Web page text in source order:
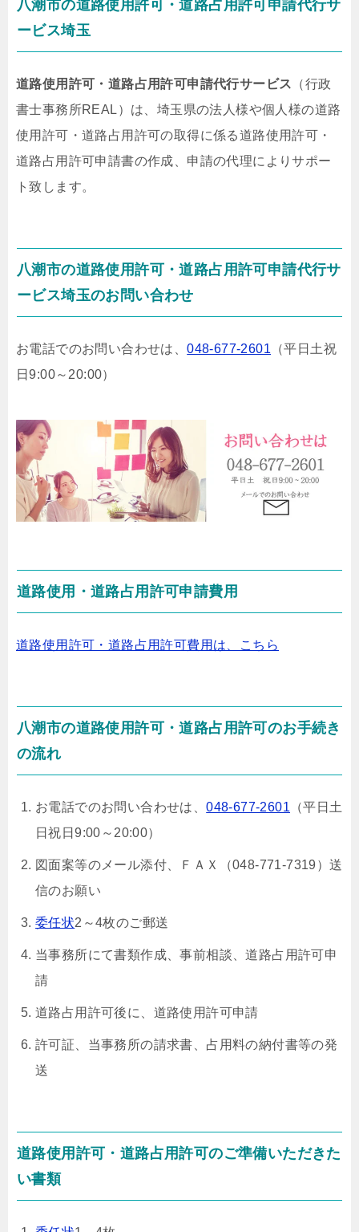
八潮市の道路使用許可・道路占用許可申請代行サ
ービス埼玉
道路使用許可・道路占用許可申請代行サービス （行政
書士事務所REAL）は、埼玉県の法人様や個人様の道路
使用許可・道路占用許可の取得に係る道路使用許可・
道路占用許可申請書の作成、申請の代理によりサポー
ト致します。
八潮市の道路使用許可・道路占用許可申請代行サ
ービス埼玉のお問い合わせ
お電話でのお問い合わせは、048-677-2601 （平日土祝
日9:00～20:00）
道路使用・道路占用許可申請費用
道路使用許可・道路占用許可費用は、こちら
八潮市の道路使用許可・道路占用許可のお手続き
の流れ
お電話でのお問い合わせは、048-677-2601 （平日土
日祝日9:00～20:00）
図面案等のメール添付、ＦＡＸ（048-771-7319）送
信のお願い
委任状2～4枚のご郵送
当事務所にて書類作成、事前相談、道路占用許可申
請
道路占用許可後に、道路使用許可申請
許可証、当事務所の請求書、占用料の納付書等の発
送
道路使用許可・道路占用許可のご準備いただきた
い書類